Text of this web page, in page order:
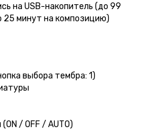
на USB-накопитель (до 99
25 минут на композицию)
выбора тембра: 1)
/ OFF / AUTO)